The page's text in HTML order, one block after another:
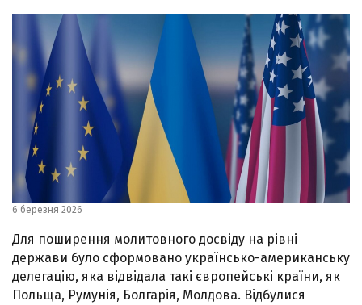
6 березня 2026
Для поширення молитовного досвіду на рівні
держави було сформовано українсько-американську
делегацію, яка відвідала такі європейські країни, як
Польща, Румунія, Болгарія, Молдова. Відбулися